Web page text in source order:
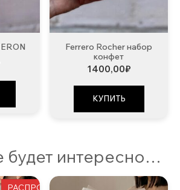
Ferrero Rocher набор
конфет
1400,00₽
КУПИТЬ
будет интересно…